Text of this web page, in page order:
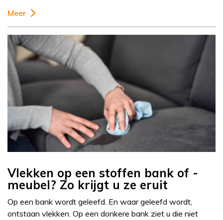
Meer
Vlekken op een stoffen bank of -
meubel? Zo krijgt u ze eruit
Op een bank wordt geleefd. En waar geleefd wordt,
ontstaan vlekken. Op een donkere bank ziet u die niet